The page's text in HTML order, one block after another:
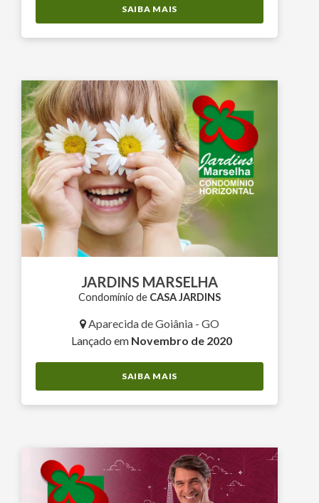
SAIBA MAIS
JARDINS MARSELHA
Condomínio de CASA JARDINS
Aparecida de Goiânia - GO
Lançado em Novembro de 2020
SAIBA MAIS